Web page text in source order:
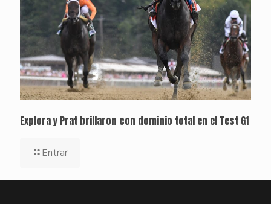
Explora y Prat brillaron con dominio total en el Test G1
Entrar